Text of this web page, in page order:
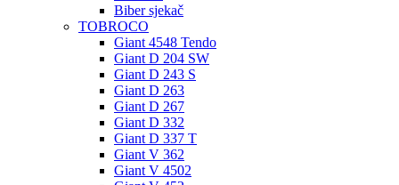
Biber sjekač
TOBROCO
Giant 4548 Tendo
Giant D 204 SW
Giant D 243 S
Giant D 263
Giant D 267
Giant D 332
Giant D 337 T
Giant V 362
Giant V 4502